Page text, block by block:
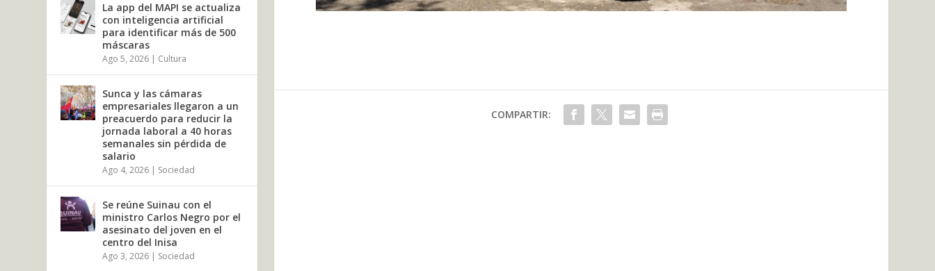
COMPARTIR:
La app del MAPI se actualiza
con inteligencia artificial
para identificar más de 500
máscaras
Ago 5, 2026 | Cultura
Sunca y las cámaras
empresariales llegaron a un
preacuerdo para reducir la
jornada laboral a 40 horas
semanales sin pérdida de
salario
Ago 4, 2026 | Sociedad
Se reúne Suinau con el
ministro Carlos Negro por el
asesinato del joven en el
centro del Inisa
Ago 3, 2026 | Sociedad